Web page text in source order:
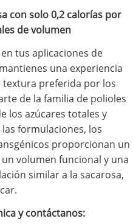
con solo 0,2 calorías por
de volumen
tus aplicaciones de
una experiencia
textura preferida por los
de la familia de polioles
los azúcares totales y
formulaciones, los
proporcionan un
volumen funcional y una
similar a la sacarosa,
y contáctanos: